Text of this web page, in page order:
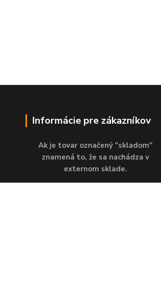
Informácie pre zákazníkov
Ak je tovar označený "skladom"
znamená to, že sa nachádza v
externom sklade.